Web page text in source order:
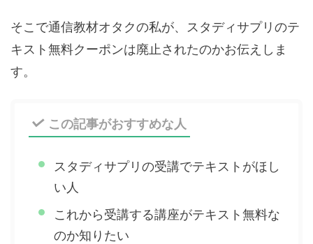
そこで通信教材オタクの私が、スタディサプリのテ
キスト無料クーポンは廃止されたのかお伝えしま
す。
この記事がおすすめな人
スタディサプリの受講でテキストがほし
い人
これから受講する講座がテキスト無料な
のか知りたい